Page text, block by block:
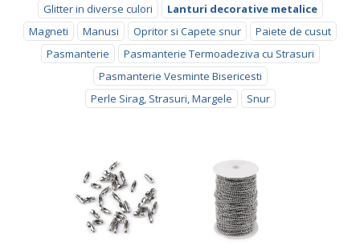
Glitter in diverse culori
Lanturi decorative metalice
Magneti
Manusi Opritor si Capete snur
Paiete de cusut
Pasmanterie
Pasmanterie Termoadeziva cu Strasuri
Pasmanterie Vesminte Bisericesti
Perle Sirag, Strasuri, Margele
Snur